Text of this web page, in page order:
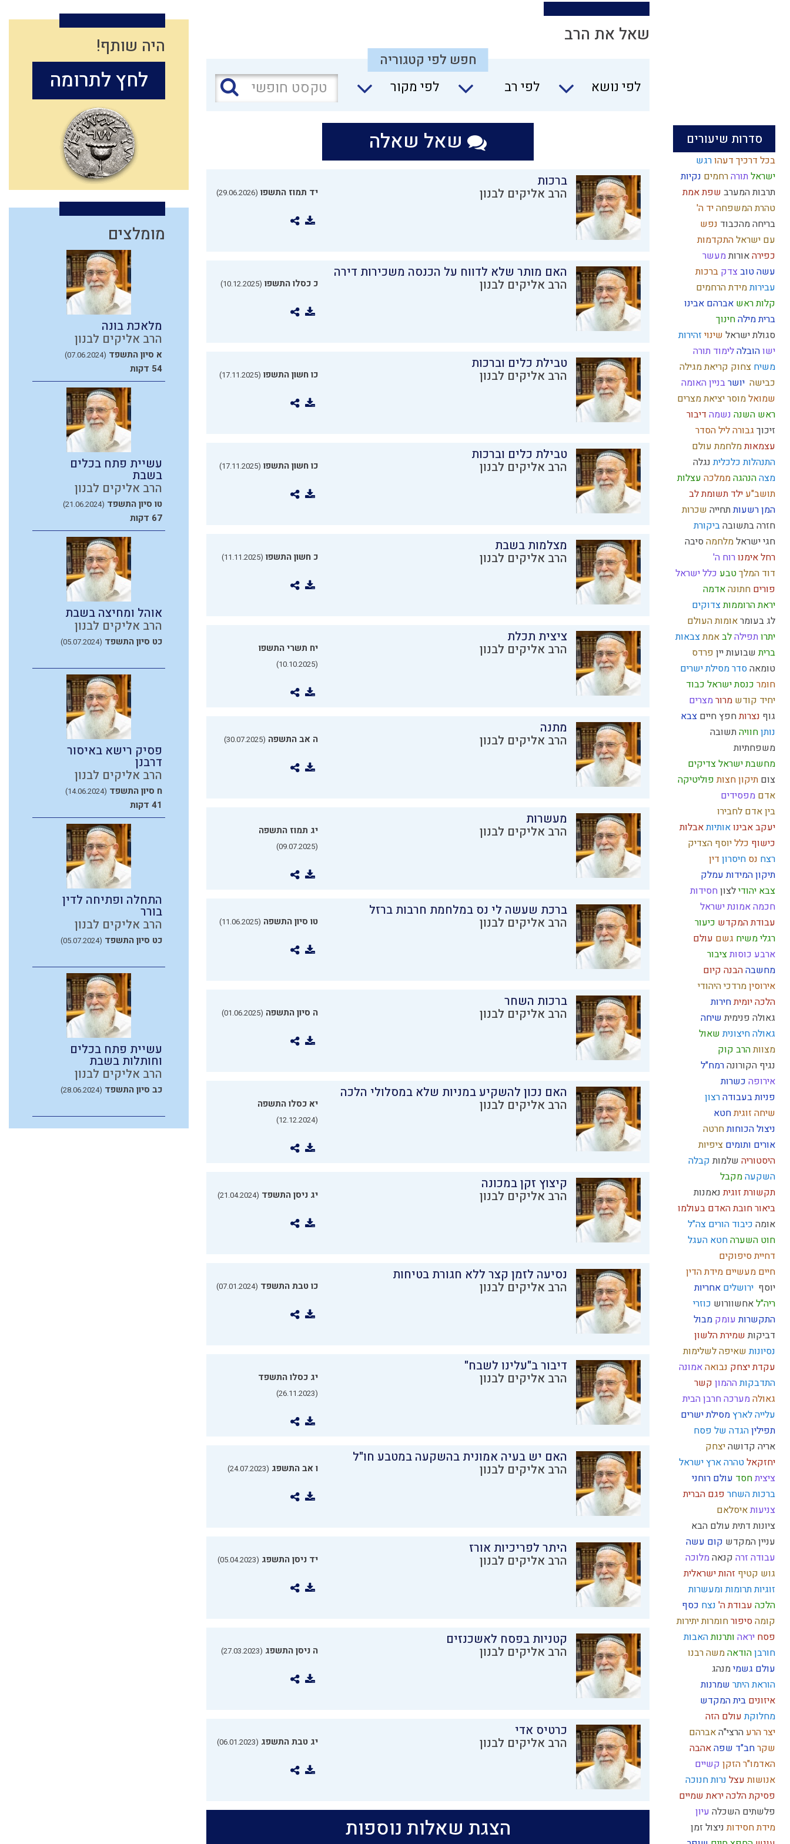
סדרות שיעורים
בכל דרכיך דעהורגש
ישראל תורהרחמים נקיות
תרבות המערב שפת אמת
טהרת המשפחהיד ה'
בריחה מהכבוד נפש
עם ישראלהתקדמות
כפירהאורותמעשר
עשה טוב צדק ברכות
עבירותמידת הרחמים
קלות ראש אברהם אבינו
ברית מילהחינוך
סגולת ישראל שינוי זהירות
ישוהובלהלימוד תורה
משיח צחוק קריאת מגילה
כבישה יושרבניין האומה
שמואלמוסריציאת מצרים
ראש השנה נשמה דיבור
זיכוך גבורהליל הסדר
עצמאותמלחמת עולם
התנהלות כלכליתנגלה
מצההנהגהממלכה עצלות
תושב"ע ילד תשומת לב
המןרשעותתחייה שכרות
חזרה בתשובהביקורת
חגי ישראלמלחמהסיבה
רחל אימנורוח ה'
דוד המלךטבע כלל ישראל
פורים חתונהאדמה
יראת הרוממותצדוקים
לג בעומראומות העולם
יתרו תפילהלבאמתצבאות
בריתשבועותיין פרדס
טומאהסדר מסילת ישרים
חומר כנסת ישראל כבוד
יחיד קודש מרורמצרים
גוף נצרותחפץ חיים צבא
נותןחוויהתשובה
משפחתיות
מחשבת ישראלצדיקים
צום תיקון חצותפוליטיקה
אדם מפסידים
בין אדם לחבירו
יעקב אבינואותיותאבלות
כישוף כלליוסף הצדיק
רצח נס חיסרון דין
תיקון המידותעמלק
צבא יהודילצון חסידות
חכמהאמונת ישראל
עבודת המקדש כיעור
רגלי משיח גשם עולם
ארבע כוסותציבור
מחשבההבנה קיום
אירוסיןמרדכי היהודי
הלכה יומיתחירות
גאולה פנימיתשיחה
גאולה חיצוניתשאול
מצוותהרב קוק
נגיף הקורונהרמח"ל
אירופה כשרות
פניות בעבודהרצון
שיחה זוגיתחטא
ניצול הכוחותחרטה
אורים ותומים ציפיות
היסטוריה שלמותקבלה
השקעהמקבל
תקשורת זוגיתנאמנות
ביאור חובת האדם בעולמו
אומה כיבוד הורים צה"ל
חוט השערהחטא העגל
דחיית סיפוקים
חיים מעשיים מידת הדין
יוסף ירושלים אחריות
ריה"לאחשוורוש כוזרי
התקשרותעומק מבול
דביקותשמירת הלשון
נסיונותשאיפה לשלימות
עקדת יצחק נבואהאמונה
התדבקותההמון קשר
גאולהמערכה חרבן הבית
עלייה לארץמסילת ישרים
תפיליןהגדה של פסח
אריה קדושהיצחק
יחזקאלטהרהארץ ישראל
ציציתחסד עולם רוחני
ברכות השחר פגם הברית
צניעותאיסלאם
ציונות דתיתעולם הבא
עניין המקדש קום עשה
עבודה זרה קנאהמלוכה
גוש קטיף זהות ישראלית
זוגיותתרומות ומעשרות
הלכה עבודת ה' נצח כסף
קומהסיפורחומרות יתירות
פסח יראה ותרנותהאבות
חורבןהודאהמשה רבנו
עולם גשמימנהג
הוראת היתר שמרנות
איזונים בית המקדש
מחלוקתעולם הזה
יצר הרע הרצי"האברהם
שקרחב"ד שפהאהבה
האדמו"ר הזקן קשיים
אנושותעצל נרות חנוכה
פסיקת הלכהיראת שמיים
פלשתים השכלה עיון
מידת חסידותניצול זמן
שאל את הרב
חפש לפי קטגוריה
לפי נושא
לפי רב לפי מקור
שאל שאלה
ברכות
הרב אליקים לבנון יד תמוז התשפו (29.06.2026)
האם מותר שלא לדווח על הכנסה משכירות דירה
הרב אליקים לבנון כ כסלו התשפו (10.12.2025)
טבילת כלים וברכות
הרב אליקים לבנון כו חשון התשפו (17.11.2025)
טבילת כלים וברכות
הרב אליקים לבנון כו חשון התשפו (17.11.2025)
מצלמות בשבת
הרב אליקים לבנון כ חשון התשפו (11.11.2025)
ציצית תכלת
הרב אליקים לבנון יח תשרי התשפו
(10.10.2025)
מתנה
הרב אליקים לבנון ה אב התשפה (30.07.2025)
מעשרות
הרב אליקים לבנון יג תמוז התשפה
(09.07.2025)
ברכת שעשה לי נס במלחמת חרבות ברזל
הרב אליקים לבנון טו סיון התשפה (11.06.2025)
ברכות השחר
הרב אליקים לבנון ה סיון התשפה (01.06.2025)
האם נכון להשקיע במניות שלא במסלולי הלכה
הרב אליקים לבנון יא כסלו התשפה
(12.12.2024)
קיצוץ זקן במכונה
הרב אליקים לבנון יג ניסן התשפד (21.04.2024)
נסיעה לזמן קצר ללא חגורת בטיחות
הרב אליקים לבנון כו טבת התשפד (07.01.2024)
דיבור ב"עלינו לשבח"
הרב אליקים לבנון יג כסלו התשפד
(26.11.2023)
האם יש בעיה אמונית בהשקעה במטבע חו"ל
הרב אליקים לבנון ו אב התשפג (24.07.2023)
היתר לפריכיות אורז
הרב אליקים לבנון יד ניסן התשפג (05.04.2023)
קטניות בפסח לאשכנזים
הרב אליקים לבנון ה ניסן התשפג (27.03.2023)
כרטיס אדי
הרב אליקים לבנון יג טבת התשפג (06.01.2023)
הצגת שאלות נוספות
היה שותף!
לחץ לתרומה
מומלצים
מלאכת בונה
הרב אליקים לבנון
א סיון התשפד (07.06.2024)
54 דקות
עשיית פתח בכלים
בשבת
הרב אליקים לבנון
טו סיון התשפד (21.06.2024)
67 דקות
אוהל ומחיצה בשבת
הרב אליקים לבנון
כט סיון התשפד (05.07.2024)
פסיק רישא באיסור
דרבנן
הרב אליקים לבנון
ח סיון התשפד (14.06.2024)
41 דקות
התחלה ופתיחה לדין
בורר
הרב אליקים לבנון
כט סיון התשפד (05.07.2024)
עשיית פתח בכלים
וחותלות בשבת
הרב אליקים לבנון
כב סיון התשפד (28.06.2024)